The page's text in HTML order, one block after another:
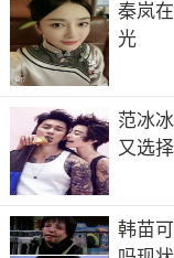
秦岚
光
范冰
又选
韩苗